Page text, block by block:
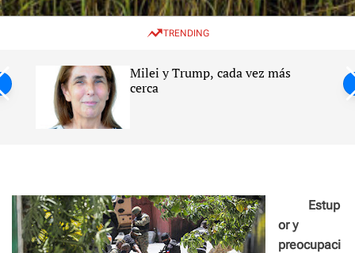
w
c
e
e
TRENDING
Milei y Trump, cada vez más
cerca
Estup
or y
preocupaci